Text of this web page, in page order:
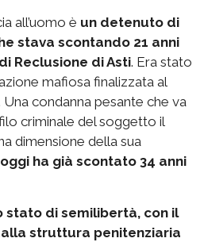
all’uomo è un detenuto di
stava scontando 21 anni
Reclusione di Asti. Era stato
mafiosa finalizzata al
condanna pesante che va
criminale del soggetto il
dimensione della sua
ha già scontato 34 anni
stato di semilibertà, con il
struttura penitenziaria